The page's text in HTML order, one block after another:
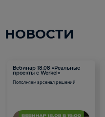
НОВОСТИ
Вебинар 18.08 «Реальные
проекты с Werkel»
Пополняем арсенал решений